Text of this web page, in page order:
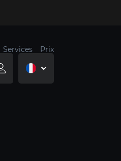
Services Prix